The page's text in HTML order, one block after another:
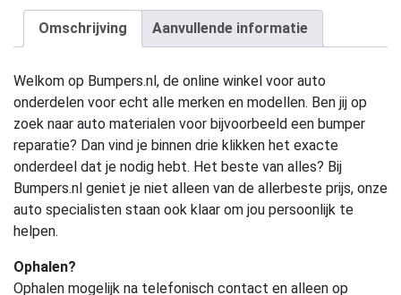
Omschrijving Aanvullende informatie
Welkom op Bumpers.nl, de online winkel voor auto
onderdelen voor echt alle merken en modellen. Ben jij op
zoek naar auto materialen voor bijvoorbeeld een bumper
reparatie? Dan vind je binnen drie klikken het exacte
onderdeel dat je nodig hebt. Het beste van alles? Bij
Bumpers.nl geniet je niet alleen van de allerbeste prijs, onze
auto specialisten staan ook klaar om jou persoonlijk te
helpen.
Ophalen?
Ophalen mogelijk na telefonisch contact en alleen op